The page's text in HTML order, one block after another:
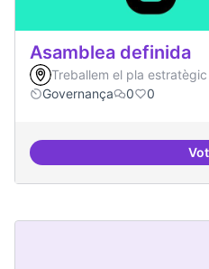
Asamblea definida
Treballem el pla
Governança
0 0